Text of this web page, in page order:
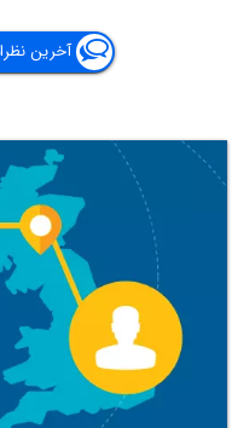
آخرین